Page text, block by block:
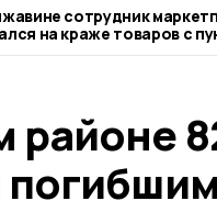
сотрудник
на краже товаров с
районе